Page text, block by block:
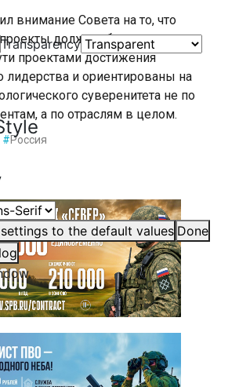
Transparency
to the default values Done
внимание Совета на то, что
должны быть не по
проектами достижения
лидерства и ориентированы на
суверенитета не по
а по отраслям в целом.
#Россия